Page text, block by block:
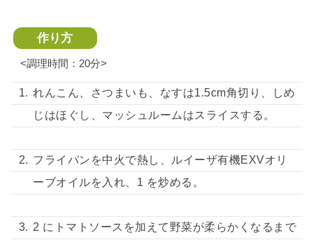
作り方
<調理時間：20分>
れんこん、さつまいも、なすは1.5cm角切り、しめ
じはほぐし、マッシュルームはスライスする。
フライパンを中火で熱し、ルイーザ有機EXVオリ
ーブオイルを入れ、1 を炒める。
2 にトマトソースを加えて野菜が柔らかくなるまで